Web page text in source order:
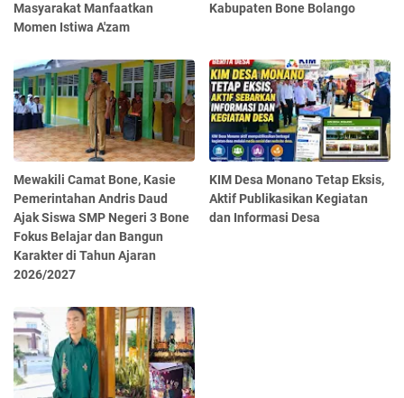
Masyarakat Manfaatkan
Momen Istiwa A'zam
Kabupaten Bone Bolango
Mewakili Camat Bone, Kasie
Pemerintahan Andris Daud
Ajak Siswa SMP Negeri 3 Bone
Fokus Belajar dan Bangun
Karakter di Tahun Ajaran
2026/2027
KIM Desa Monano Tetap Eksis,
Aktif Publikasikan Kegiatan
dan Informasi Desa